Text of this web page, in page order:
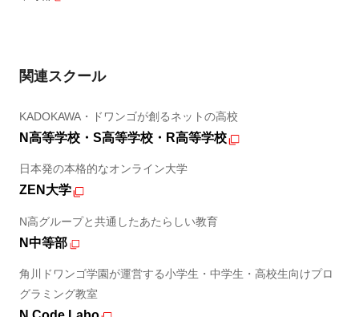
関連スクール
KADOKAWA・ドワンゴが創るネットの高校
N高等学校・S高等学校・R高等学校
日本発の本格的なオンライン大学
ZEN大学
N高グループと共通したあたらしい教育
N中等部
角川ドワンゴ学園が運営する小学生・中学生・高校生向けプロ
グラミング教室